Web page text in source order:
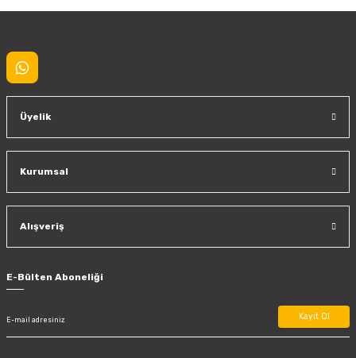
Üyelik
Kurumsal
Alışveriş
E-Bülten Aboneliği
Kayıt Ol